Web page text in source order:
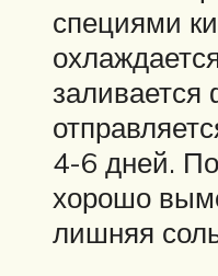
специями
заливается
4-6 дней.
хорошо
лишняя